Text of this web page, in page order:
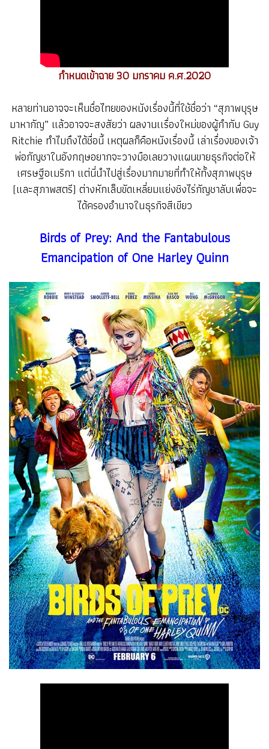
กำหนดเข้าฉาย 30 มกราคม ค.ศ.2020
หลายท่านอาจจะเห็นชื่อไทยของหนังเรื่องนี้ที่ใช้ชื่อว่า “สุภาพบุรุษ
มาหากัญ” แล้วอาจจะสงสัยว่า ผลงานเเรื่องใหม่ของผู้กำกับ Guy
Ritchie ทำไมถึงได้ชื่อนี้ เหตุผลก็คือหนังเรื่องนี้ เล่าเรื่องของเจ้า
พ่อกัญชาในอังกฤษอยากจะวางมือเลยวางแผนขายธุรกิจต่อให้
เศรษฐีอเมริกา แต่นี่นำไปสู่เรื่องมากมายที่ทำให้ทั้งสุภาพบุรุษ
(และสุภาพสตรี) ต่างหักเล็บขัดเหลี่ยมแย่งชิงไร่กัญชาลับเพื่อจะ
ได้ครองอำนาจในธุรกิจสีเขียว
Birds of Prey: And the Fantabulous
Emancipation of One Harley Quinn